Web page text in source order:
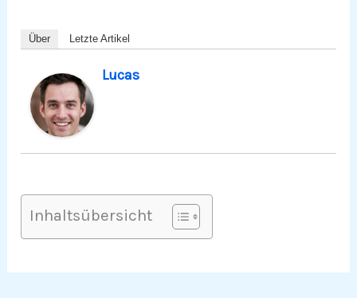
Über Letzte Artikel
Lucas
Inhaltsübersicht